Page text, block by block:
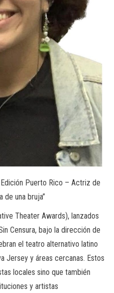
Puerto Rico – Actriz de
de una bruja”
Theater Awards), lanzados
Censura, bajo la dirección de
el teatro alternativo latino
Jersey y áreas cercanas. Estos
locales sino que también
y artistas